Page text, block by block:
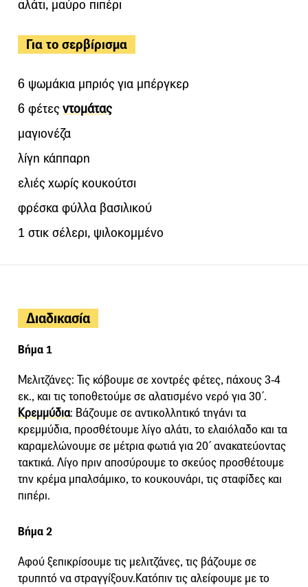
αλάτι, μαύρο πιπέρι
Για το σερβίρισμα
6 ψωμάκια μπριός για μπέργκερ
6 φέτες ντομάτας
μαγιονέζα
λίγη κάππαρη
ελιές χωρίς κουκούτσι
φρέσκα φύλλα βασιλικού
1 στικ σέλερι, ψιλοκομμένο
Διαδικασία
Βήμα 1
Μελιτζάνες: Τις κόβουμε σε χοντρές φέτες, πάχους 3-4
εκ., και τις τοποθετούμε σε αλατισμένο νερό για 30΄.
Κρεμμύδια: Βάζουμε σε αντικολλητικό τηγάνι τα
κρεμμύδια, προσθέτουμε λίγο αλάτι, το ελαιόλαδο και τα
καραμελώνουμε σε μέτρια φωτιά για 20΄ ανακατεύοντας
τακτικά. Λίγο πριν αποσύρουμε το σκεύος προσθέτουμε
την κρέμα μπαλσάμικο, το κουκουνάρι, τις σταφίδες και
πιπέρι.
Βήμα 2
Αφού ξεπικρίσουμε τις μελιτζάνες, τις βάζουμε σε
τρυπητό να στραγγίξουν.Κατόπιν τις αλείφουμε με το